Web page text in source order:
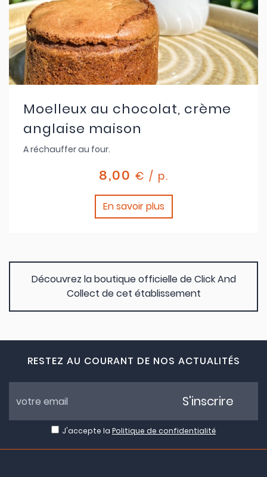
Moelleux au chocolat, crème
anglaise maison
A réchauffer au four.
8,00 € / p.
En savoir plus
Découvrez la boutique officielle de Click And
Collect de cet établissement
RESTEZ AU COURANT DE NOS ACTUALITÉS
J'accepte la Politique de confidentialité
S'inscrire